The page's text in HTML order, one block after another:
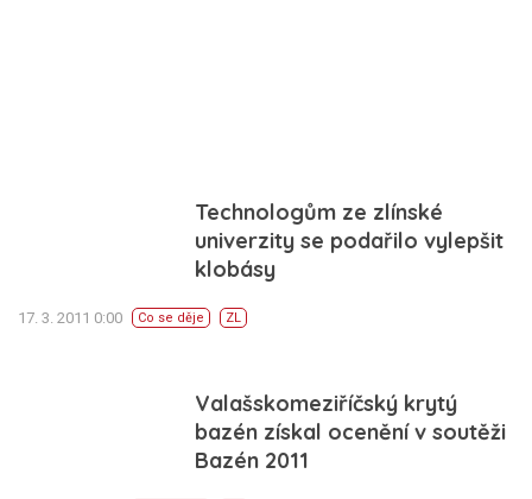
Technologům ze zlínské
univerzity se podařilo vylepšit
klobásy
17. 3. 2011 0:00 Co se děje ZL
Valašskomeziříčský krytý
bazén získal ocenění v soutěži
Bazén 2011